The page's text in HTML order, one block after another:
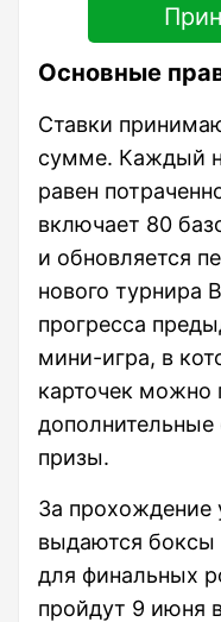
Основные
Ставки
сумме. Каждый
равен
включает 80
и обновляется
нового турнира
прогресса
мини-игра, в
карточек можно
дополнительные
призы.
За прохождение
выдаются
для финальных
пройдут 9 июня